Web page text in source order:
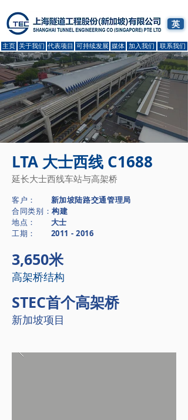
英
主页 关于我们 代表项目 可持续发展 媒体 加入我们 联系我们
LTA 大士西线 C1688
延长大士西线车站与高架桥
客户：
新加坡陆路交通管理局
合同类别：构建
​地点： 大士
​工期： 2011 - 2016
3,650米
高架桥结构
STEC首个高架桥
新加坡项目